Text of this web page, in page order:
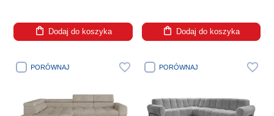
Dodaj do koszyka Dodaj do koszyka
PORÓWNAJ PORÓWNAJ